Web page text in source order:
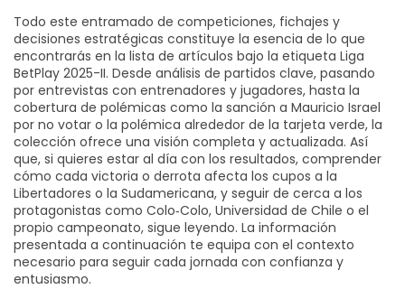
Todo este entramado de competiciones, fichajes y
decisiones estratégicas constituye la esencia de lo que
encontrarás en la lista de artículos bajo la etiqueta Liga
BetPlay 2025-II. Desde análisis de partidos clave, pasando
por entrevistas con entrenadores y jugadores, hasta la
cobertura de polémicas como la sanción a Mauricio Israel
por no votar o la polémica alrededor de la tarjeta verde, la
colección ofrece una visión completa y actualizada. Así
que, si quieres estar al día con los resultados, comprender
cómo cada victoria o derrota afecta los cupos a la
Libertadores o la Sudamericana, y seguir de cerca a los
protagonistas como Colo‑Colo, Universidad de Chile o el
propio campeonato, sigue leyendo. La información
presentada a continuación te equipa con el contexto
necesario para seguir cada jornada con confianza y
entusiasmo.